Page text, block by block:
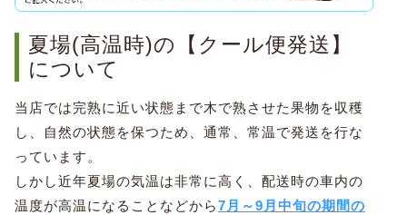
夏場(高温時)の【クール便発送】
について
当店では完熟に近い状態まで木で熟させた果物を収穫
し、自然の状態を保つため、通常、常温で発送を行な
っています。
しかし近年夏場の気温は非常に高く、配送時の車内の
温度が高温になることなどから7月～9月中旬の期間の